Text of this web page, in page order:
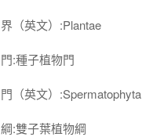
界（英文）:Plantae
門:種子植物門
門（英文）:Spermatophyta
綱:雙子葉植物綱